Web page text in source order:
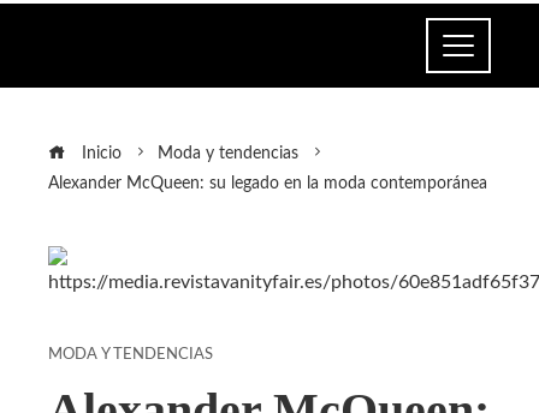
Inicio
Moda y tendencias
Alexander McQueen: su legado en la moda contemporánea
MODA Y TENDENCIAS